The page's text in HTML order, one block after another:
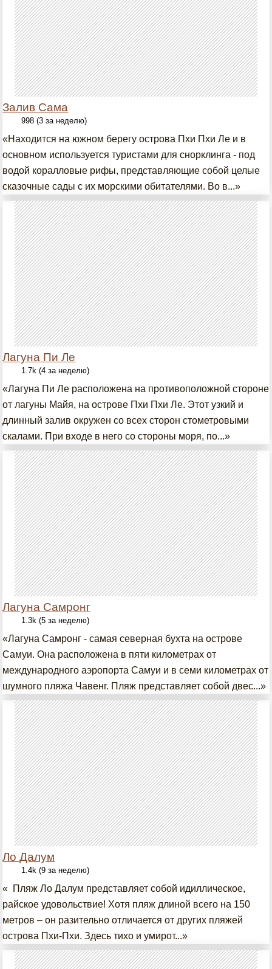
Залив Сама
998 (3 за неделю)
«Находится на южном берегу острова Пхи Пхи Ле и в
основном используется туристами для снорклинга - под
водой коралловые рифы, представляющие собой целые
сказочные сады с их морскими обитателями. Во в...»
Лагуна Пи Ле
1.7k (4 за неделю)
«Лагуна Пи Ле расположена на противоположной стороне
от лагуны Майя, на острове Пхи Пхи Ле. Этот узкий и
длинный залив окружен со всех сторон стометровыми
скалами. При входе в него со стороны моря, по...»
Лагуна Самронг
1.3k (5 за неделю)
«Лагуна Самронг - самая северная бухта на острове
Самуи. Она расположена в пяти километрах от
международного аэропорта Самуи и в семи километрах от
шумного пляжа Чавенг. Пляж представляет собой двес...»
Ло Далум
1.4k (9 за неделю)
« Пляж Ло Далум представляет собой идиллическое,
райское удовольствие! Хотя пляж длиной всего на 150
метров – он разительно отличается от других пляжей
острова Пхи-Пхи. Здесь тихо и умирот...»